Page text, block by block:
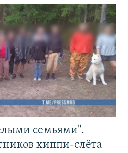
семьями".
хиппи-слёта